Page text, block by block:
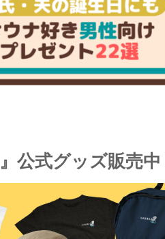
公式グッズ販売中